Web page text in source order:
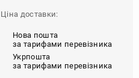
Ціна доставки:
Нова пошта
за тарифами перевізника
Укрпошта
за тарифами перевізника